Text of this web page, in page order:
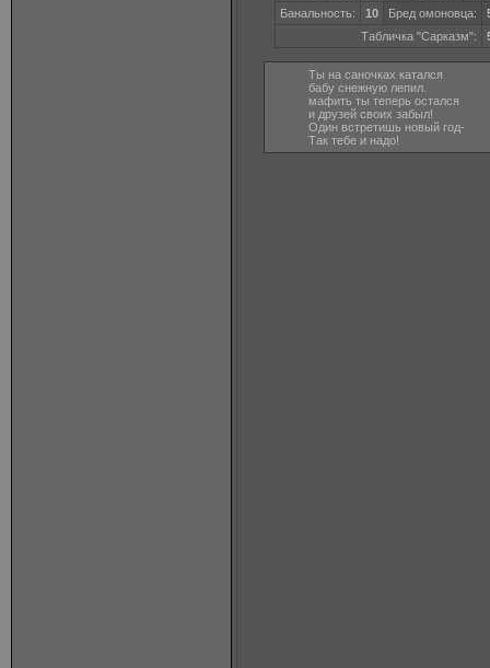
Банальность:
10 Бред омоновца:
Табличка "Сарказм":
Ты на саночках катался
бабу снежную лепил.
мафить ты теперь остался
и друзей своих забыл!
Один встретишь новый год-
Так тебе и надо!